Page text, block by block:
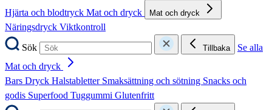
Hjärta och blodtryck Mat och dryck Mat och dryck
Näringsdryck Viktkontroll
Sök
Tillbaka
Se alla
Mat och dryck
Bars Dryck Halstabletter Smaksättning och sötning Snacks och
godis Superfood Tuggummi Glutenfritt